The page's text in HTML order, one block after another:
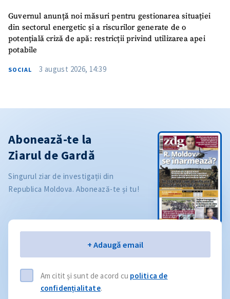
Guvernul anunță noi măsuri pentru gestionarea situației
din sectorul energetic și a riscurilor generate de o
potențială criză de apă: restricții privind utilizarea apei
potabile
SOCIAL 3 august 2026, 14:39
Abonează-te la
Ziarul de Gardă
Singurul ziar de investigații din
Republica Moldova. Abonează-te și tu!
+ Adaugă email
Am citit și sunt de acord cu politica de
confidențialitate.